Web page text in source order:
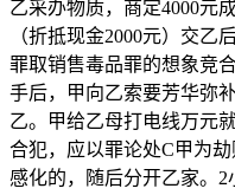
乙采办物质，商定4000元
（折抵现金2000元）交乙
罪取销售毒品罪的想象竞
手后，甲向乙索要芳华弥
乙。甲给乙母打电线万元
合犯，应以罪论处C甲为
感化的，随后分开乙家。